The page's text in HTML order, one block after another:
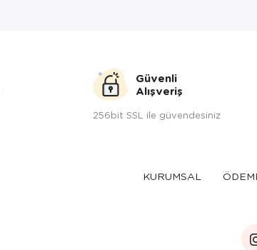
Güvenli
Alışveriş
256bit SSL ile güvendesiniz
KURUMSAL